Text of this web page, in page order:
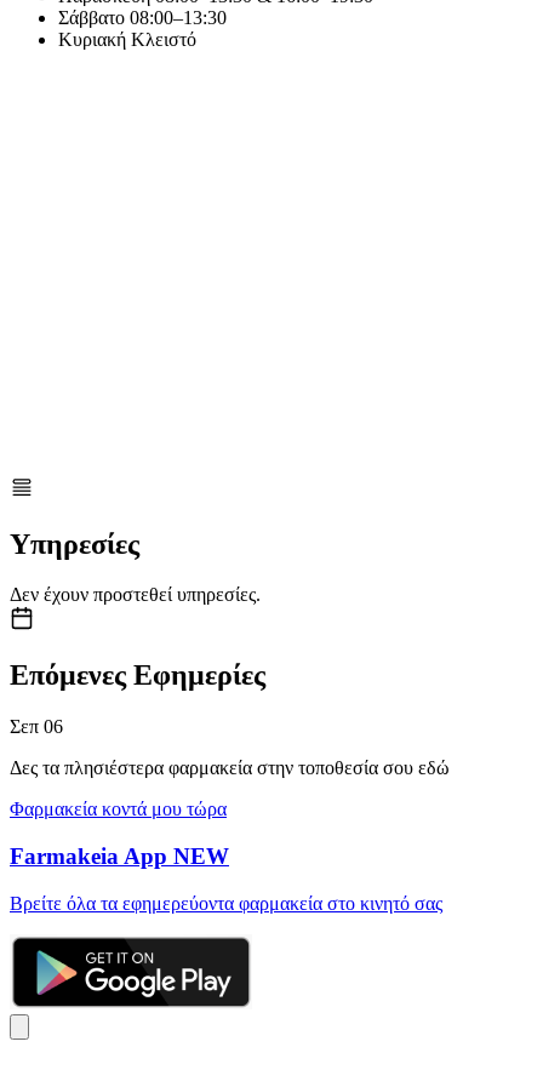
Σάββατο 08:00–13:30
Κυριακή Κλειστό
Υπηρεσίες
Δεν έχουν προστεθεί υπηρεσίες.
Επόμενες Εφημερίες
Σεπ 06
Δες τα πλησιέστερα φαρμακεία στην τοποθεσία σου εδώ
Φαρμακεία κοντά μου τώρα
Farmakeia App NEW
Βρείτε όλα τα εφημερεύοντα φαρμακεία στο κινητό σας